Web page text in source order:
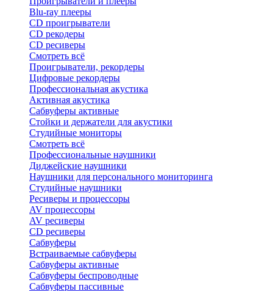
Blu-ray плееры
CD проигрыватели
CD рекодеры
CD ресиверы
Смотреть всё
Проигрыватели, рекордеры
Цифровые рекордеры
Профессиональная акустика
Активная акустика
Сабвуферы активные
Стойки и держатели для акустики
Студийные мониторы
Смотреть всё
Профессиональные наушники
Диджейские наушники
Наушники для персонального мониторинга
Студийные наушники
Ресиверы и процессоры
AV процессоры
AV ресиверы
CD ресиверы
Сабвуферы
Встраиваемые сабвуферы
Сабвуферы активные
Сабвуферы беспроводные
Сабвуферы пассивные